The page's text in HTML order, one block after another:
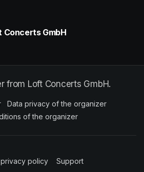
GmbH
from Loft Concerts GmbH.
(opens in a new tab)
Data privacy of the organizer
of the organizer
in a new tab)
policy (opens in a new tab)
Support